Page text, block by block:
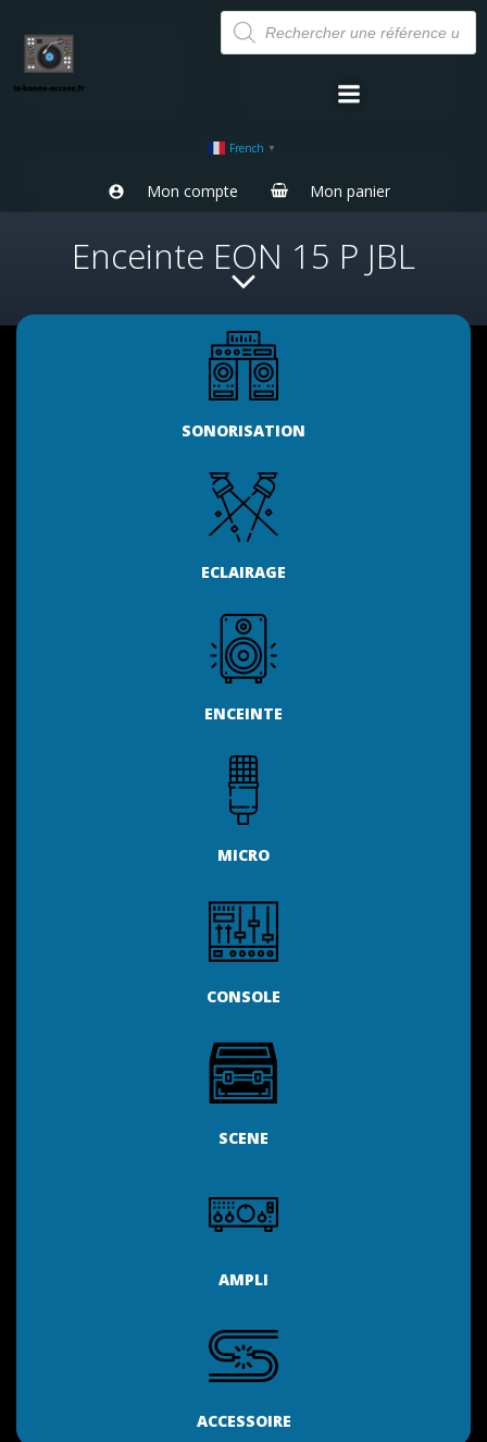
Aller
au
contenu
Recherche
de
produits
French ▼
Mon compte Mon panier
Enceinte EON 15 P JBL
SONORISATION
ECLAIRAGE
ENCEINTE
MICRO
CONSOLE
SCENE
AMPLI
ACCESSOIRE